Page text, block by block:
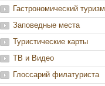
Гастрономический туризм
Заповедные места
Туристические карты
ТВ и Видео
Глоссарий филатуриста